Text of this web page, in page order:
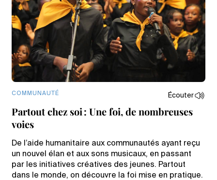
COMMUNAUTÉ Écouter
Partout chez soi : Une foi, de nombreuses
voies
De l’aide humanitaire aux communautés ayant reçu
un nouvel élan et aux sons musicaux, en passant
par les initiatives créatives des jeunes. Partout
dans le monde, on découvre la foi mise en pratique.